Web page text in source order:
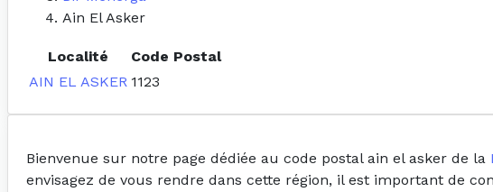
Ain El Asker
Localité
Code Postal
AIN EL ASKER 1123
Bienvenue sur notre page dédiée au code postal ain el asker de la
envisagez de vous rendre dans cette région, il est important de